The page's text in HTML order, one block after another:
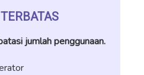
jumlah penggunaan.